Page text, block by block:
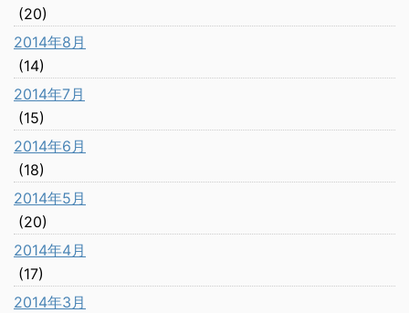
(20)
2014年8月
(14)
2014年7月
(15)
2014年6月
(18)
2014年5月
(20)
2014年4月
(17)
2014年3月